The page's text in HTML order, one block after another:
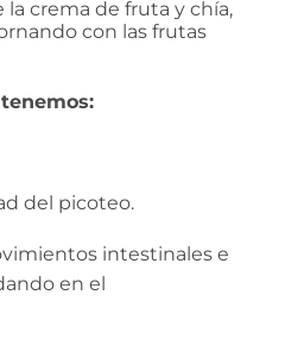
la crema de fruta y chía,
con las frutas
del picoteo.
intestinales e
en el